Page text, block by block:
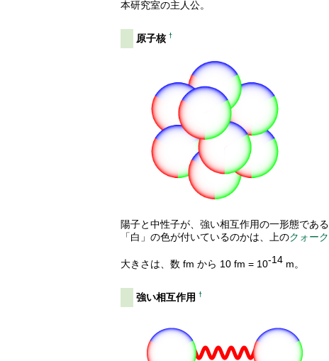
本研究室の主人公。
原子核†
陽子と中性子が、強い相互作用の一形態である
「白」の色が付いているのかは、上のクォーク
大きさは、数 fm から 10 fm = 10-14 m。
強い相互作用†